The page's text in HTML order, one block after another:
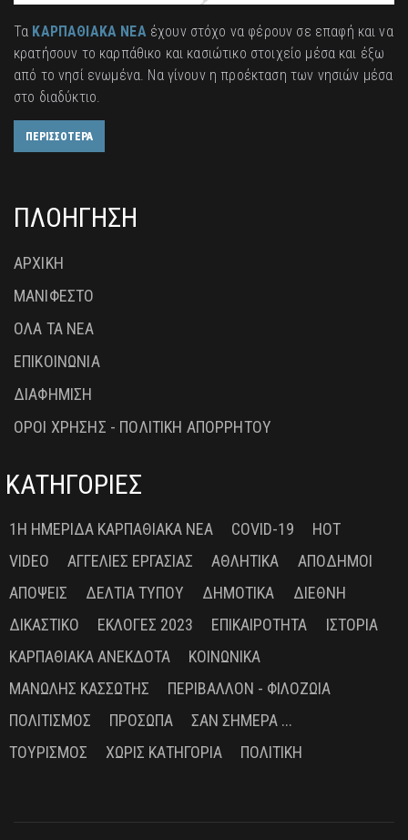
Τα ΚΑΡΠΑΘΙΑΚΑ ΝΕΑέχουν στόχο να φέρουν σε επαφή και να
κρατήσουν το καρπάθικο και κασιώτικο στοιχείο μέσα και έξω
από το νησί ενωμένα. Να γίνουν η προέκταση των νησιών μέσα
στο διαδύκτιο.
ΠΕΡΙΣΣΟΤΕΡΑ
ΠΛΟΗΓΗΣΗ
ΑΡΧΙΚΗ
ΜΑΝΙΦΕΣΤΟ
ΟΛΑ ΤΑ ΝΕΑ
ΕΠΙΚΟΙΝΩΝΙΑ
ΔΙΑΦΗΜΙΣΗ
ΟΡΟΙ ΧΡΗΣΗΣ - ΠΟΛΙΤΙΚΗ ΑΠΟΡΡΗΤΟΥ
ΚΑΤΗΓΟΡΙΕΣ
1Η ΗΜΕΡΊΔΑ ΚΑΡΠΑΘΙΑΚΆ ΝΈΑ COVID-19
HOT
VIDEO
ΑΓΓΕΛΊΕΣ ΕΡΓΑΣΊΑΣ ΑΘΛΗΤΙΚΆ
ΑΠΌΔΗΜΟΙ
ΑΠΌΨΕΙΣ
ΔΕΛΤΊΑ ΤΎΠΟΥ ΔΗΜΟΤΙΚΆ
ΔΙΕΘΝΉ
ΔΙΚΑΣΤΙΚΌ
ΕΚΛΟΓΈΣ 2023 ΕΠΙΚΑΙΡΌΤΗΤΑ
ΙΣΤΟΡΊΑ
ΚΑΡΠΑΘΙΑΚΆ ΑΝΈΚΔΟΤΑ
ΚΟΙΝΩΝΙΚΆ
ΜΑΝΏΛΗΣ ΚΑΣΣΏΤΗΣ
ΠΕΡΙΒΆΛΛΟΝ - ΦΙΛΟΖΩΊΑ
ΠΟΛΙΤΙΣΜΌΣ
ΠΡΌΣΩΠΑ
ΣΑΝ ΣΉΜΕΡΑ ...
ΤΟΥΡΙΣΜΌΣ
ΧΩΡΊΣ ΚΑΤΗΓΟΡΊΑ ΠΟΛΙΤΙΚΉ